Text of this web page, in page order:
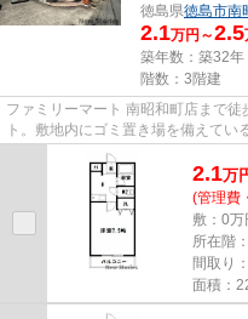
徳島県徳島市南
2.1万円～2.5
築年数：築32年
階数：3階建
ファミリーマート 南昭和町店まで
ト。敷地内にゴミ置き場を備えて
ッとゴミ出しを終えられます。...
2.1万
(管理費
敷：0万
所在階
間取り
面積：